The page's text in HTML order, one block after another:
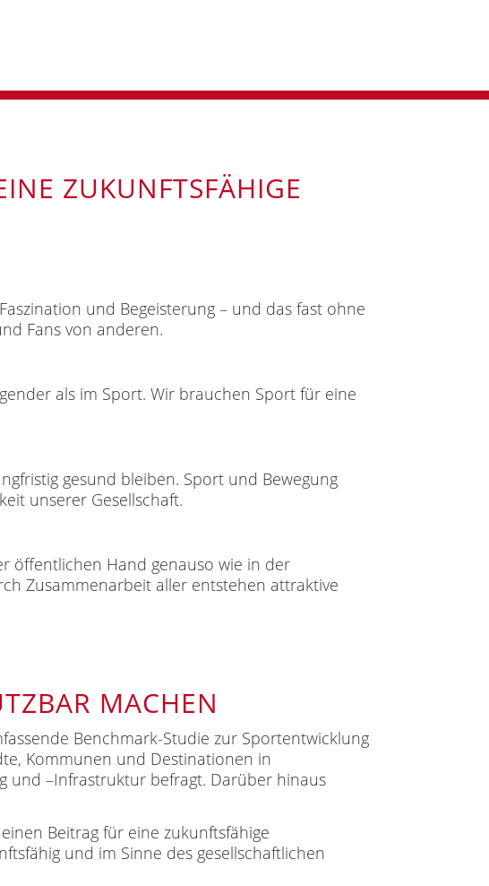
ZUKUNFTSFÄHIGE
und Begeisterung – und das fast ohne
Fans von anderen.
als im Sport. Wir brauchen Sport für eine
gesund bleiben. Sport und Bewegung
unserer Gesellschaft.
öffentlichen Hand genauso wie in der
Zusammenarbeit aller entstehen attraktive
MACHEN
Benchmark-Studie zur Sportentwicklung
Kommunen und Destinationen in
und –Infrastruktur befragt. Darüber hinaus
Beitrag für eine zukunftsfähige
und im Sinne des gesellschaftlichen